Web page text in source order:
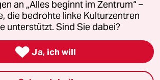
Datenschutz Impressum AGB
widerrufen (Ads)
an „Alles beginnt im Zentrum“ –
die bedrohte linke Kulturzentren
unterstützt. Sind Sie dabei?
 Ja, ich will